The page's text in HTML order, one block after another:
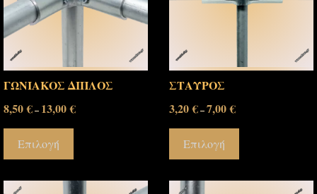
ΓΩΝΙΑΚΟΣ ΔΙΠΛΟΣ
8,50€– 13,00€
Επιλογή
ΣΤΑΥΡΟΣ
3,20€–7,00€
Επιλογή